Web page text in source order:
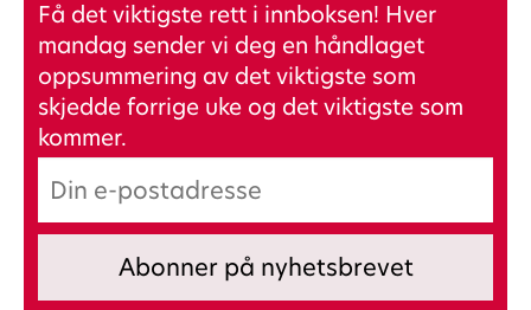
Få det viktigste rett i innboksen! Hver
mandag sender vi deg en håndlaget
oppsummering av det viktigste som
skjedde forrige uke og det viktigste som
kommer.